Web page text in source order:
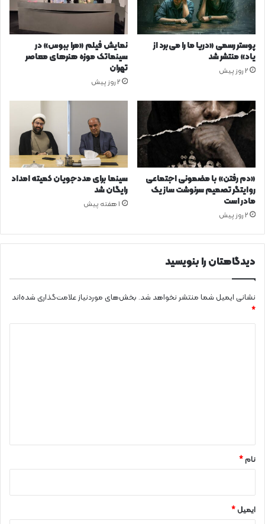
پوستر رسمی «دریا ما را می‌برد از
یاد» منتشر شد
2 روز پیش
نمایش فیلم «مرا ببوس» در
سینماتک موزه هنرهای معاصر
تهران
2 روز پیش
«دم رفتن» با مضمونی اجتماعی
روایتگر تصمیم سرنوشت ساز یک
مادر است
2 روز پیش
سینما برای مددجویان کمیته امداد
رایگان شد
1 هفته پیش
دیدگاهتان را بنویسید
نشانی ایمیل شما منتشر نخواهد شد. بخش‌های موردنیاز علامت‌گذاری شده‌اند
*
نام*
ایمیل*